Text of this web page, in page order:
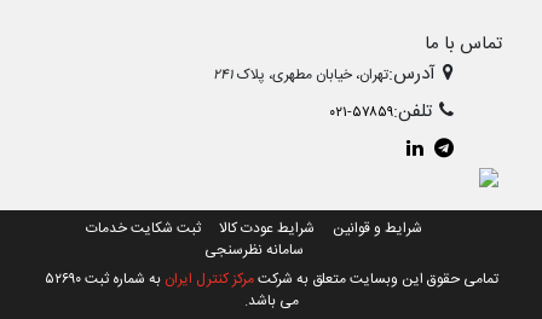
تماس با ما
آدرس:تهران، خیابان مطهری، پلاک۲۴۱
تلفن:۰۲۱-۵۷۸۵۹
شرایط و قوانین شرایط عودت کالا
ثبت شکایت خدمات
سامانه نظرسنجی
تمامی حقوق این وبسایت متعلق به شرکتمرکز کنترل ایران
به شماره ثبت ۵۲۶۹۰
می باشد.